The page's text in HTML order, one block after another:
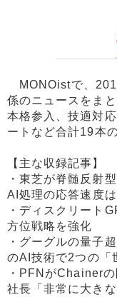
MONOistで、
係のニュースをま
本格参入、技適対
ートなど合計19本
【主な収録記事】
・東芝が脊髄反射
AI処理の応答速度
・ディスクリート
方位戦略を強化
・グーグルの量子
のAI技術で2つの「
・PFNがChainer
社長「非常に大きな